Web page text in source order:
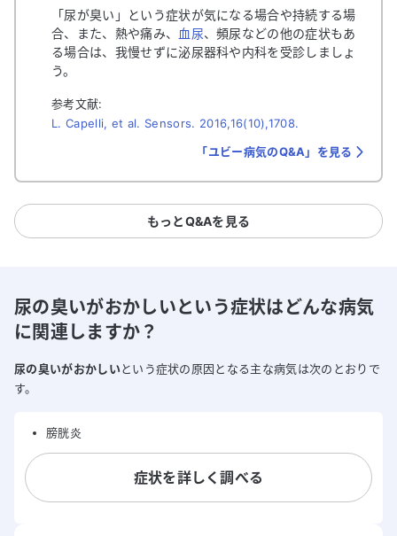
「尿が臭い」という症状が気になる場合や持続する場
合、また、熱や痛み、
血尿、頻尿などの他の症状もあ
る場合は、我慢せずに泌尿器科や内科を受診しましょ
う。
参考文献:
L. Capelli, et al. Sensors. 2016,16(10),1708.
「ユビー病気のQ&A」を見る
もっとQ&Aを見る
尿の臭いがおかしいという症状はどんな病気
に関連しますか？
尿の臭いがおかしいという症状の原因となる主な病気は次のとおりで
す。
膀胱炎
症状を詳しく調べる